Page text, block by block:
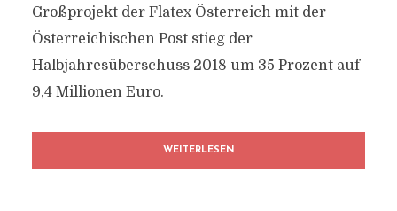
Großprojekt der Flatex Österreich mit der
Österreichischen Post stieg der
Halbjahresüberschuss 2018 um 35 Prozent auf
9,4 Millionen Euro.
WEITERLESEN